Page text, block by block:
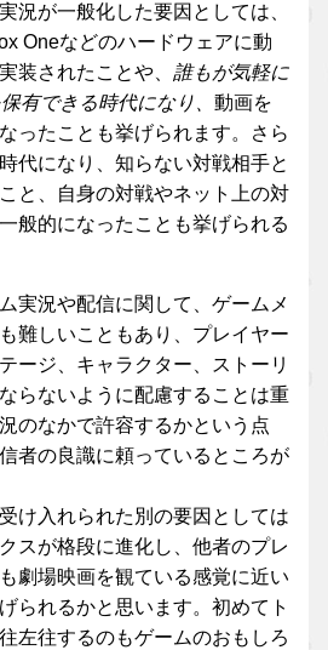
況が一般化した要因としては、
Oneなどのハードウェアに動
装されたことや、 誰もが気軽に
有できる時代になり、 動画を
ったことも挙げられます。さら
代になり、知らない対戦相手と
と、自身の対戦やネット上の対
般的になったことも挙げられる
実況や配信に関して、ゲームメ
難しいこともあり、プレイヤー
ージ、キャラクター、ストーリ
らないように配慮することは重
のなかで許容するかという点
者の良識に頼っているところが
け入れられた別の要因としては
スが格段に進化し、他者のプレ
劇場映画を観ている感覚に近い
られるかと思います。初めてト
左往するのもゲームのおもしろ